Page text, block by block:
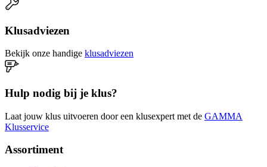
Klusadviezen
Bekijk onze handige klusadviezen
Hulp nodig bij je klus?
Laat jouw klus uitvoeren door een klusexpert met de GAMMA
Klusservice
Assortiment